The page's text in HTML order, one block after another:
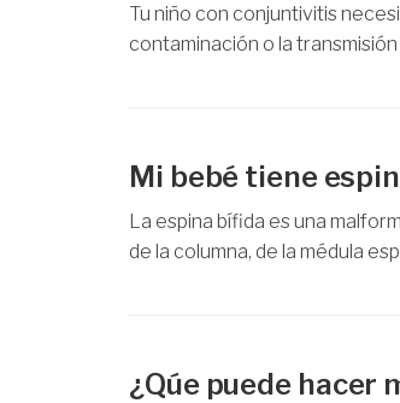
Tu niño con conjuntivitis
contaminación o la transmisión
Mi bebé tiene
La espina bífida es una
de la columna, de la médula
¿Qúe puede hacer